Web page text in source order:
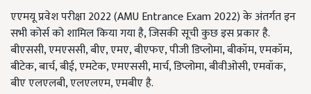
एएमयू प्रवेश परीक्षा 2022 (AMU Entrance Exam 2022) के अंतर्गत इन
सभी कोर्स को शामिल किया गया है, जिसकी सूची कुछ इस प्रकार है.
बीएससी, एमएससी, बीए, एमए, बीएफए, पीजी डिप्लोमा, बीकॉम, एमकॉम,
बीटेक, बार्च, बीई, एमटेक, एमएससी, मार्च, डिप्लोमा, बीवीओसी, एमवॉक,
बीए एलएलबी, एलएलएम, एमबीए है.